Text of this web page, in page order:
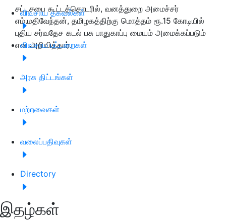
விவசாய தகவல்கள்
விவசாய பட்டறைகள்
அரசு திட்டங்கள்
மற்றவைகள்
வலைப்பதிவுகள்
Directory
இதழ்கள்
சட்டசபை கூட்டத்தொடரில், வனத்துறை அமைச்சர்
எம்.மதிவேந்தன், தமிழகத்திற்கு மொத்தம் ரூ.15 கோடியில்
புதிய சர்வதேச கடல் பசு பாதுகாப்பு மையம் அமைக்கப்படும்
என அறிவித்தார்.